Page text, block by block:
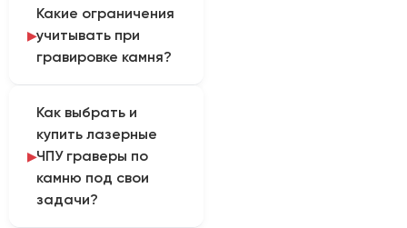
зависит от структуры,
цвета, полировки,
однородности
изображения. Их
проверяют до
закрепления рабочего
режима.
Какие ограничения
учитывать при
гравировке камня?
проверяют образец.
При этом для сквозного
раскроя толстого
камня применяют
другие технологии.
Как выбрать и
купить лазерные
ЧПУ граверы по
камню под свои
задачи?